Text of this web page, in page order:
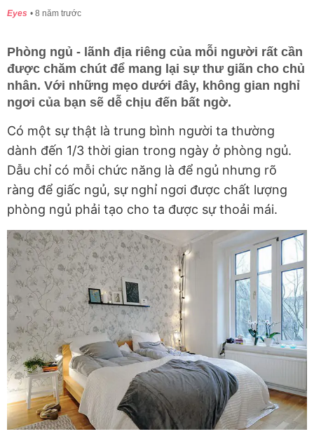
Eyes 8 năm trước
Phòng ngủ - lãnh địa riêng của mỗi người rất cần
được chăm chút để mang lại sự thư giãn cho chủ
nhân. Với những mẹo dưới đây, không gian nghỉ
ngơi của bạn sẽ dễ chịu đến bất ngờ.
Có một sự thật là trung bình người ta thường
dành đến 1/3 thời gian trong ngày ở phòng ngủ.
Dẫu chỉ có mỗi chức năng là để ngủ nhưng rõ
ràng để giấc ngủ, sự nghỉ ngơi được chất lượng
phòng ngủ phải tạo cho ta được sự thoải mái.